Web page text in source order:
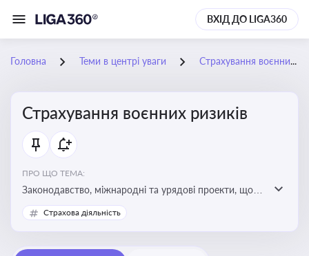
ВХІД ДО LIGA360
Головна Теми в центрі уваги Страхування воєнних ризиків
Страхування воєнних ризиків
ПРО ЩО ТЕМА:
Законодавство, міжнародні та урядові проекти, що
визначають та знижують воєнні ризики для власників
майна, боржників та кредиторів
Страхова діяльність